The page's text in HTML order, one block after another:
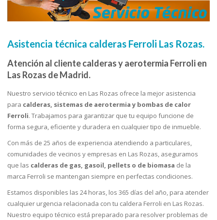
Asistencia técnica calderas Ferroli Las Rozas.
Atención al cliente calderas y aerotermia Ferroli en
Las Rozas de Madrid.
Nuestro servicio técnico en Las Rozas ofrece la mejor asistencia
para calderas, sistemas de aerotermia y bombas de calor
Ferroli. Trabajamos para garantizar que tu equipo funcione de
forma segura, eficiente y duradera en cualquier tipo de inmueble.
Con más de 25 años de experiencia atendiendo a particulares,
comunidades de vecinos y empresas en Las Rozas, aseguramos
que las calderas de gas, gasoil, pellets o de biomasa de la
marca Ferroli se mantengan siempre en perfectas condiciones.
Estamos disponibles las 24 horas, los 365 días del año, para atender
cualquier urgencia relacionada con tu caldera Ferroli en Las Rozas.
Nuestro equipo técnico está preparado para resolver problemas de